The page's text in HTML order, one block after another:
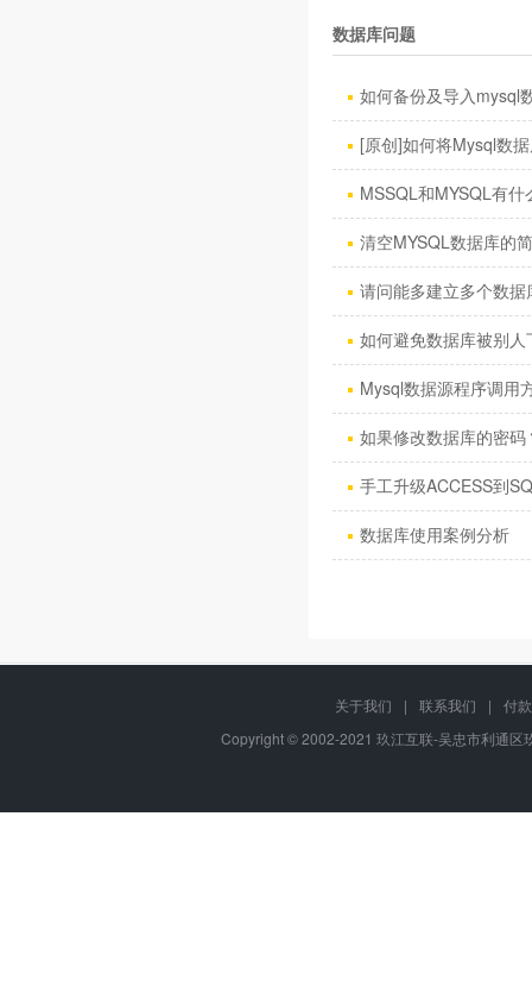
数据库问题
如何备份及导入mysql
[原创]如何将Mysql数
MSSQL和MYSQL有什
清空MYSQL数据库的
请问能多建立多个数据
如何避免数据库被别人
Mysql数据源程序调用
如果修改数据库的密码
手工升级ACCESS到
数据库使用案例分析
关于我们 | 联系我们 |
付
Copyright © 2002-2021 玖江互联-吴忠市利通